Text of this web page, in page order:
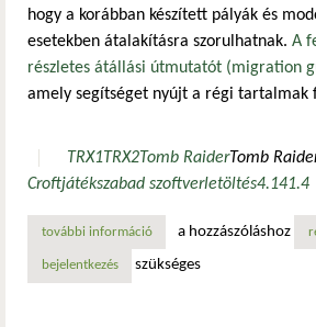
hogy a korábban készített pályák és
esetekben átalakításra szorulhatnak. A
részletes átállási útmutatót (migration
amely segítséget nyújt a régi tartalmak
TRX1TRX2Tomb RaiderTomb
Croftjátékszabad szoftverletöltés4.141.4
további információklasszikus kalandok
a hozzászóláshoz
bejelentkezés szükséges